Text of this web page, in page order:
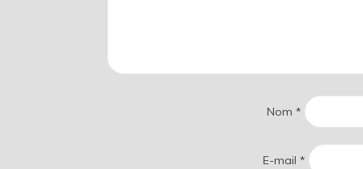
Nom *
E-mail *